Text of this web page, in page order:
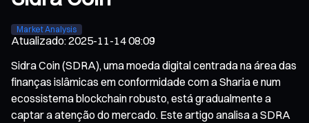
Market Analysis
Atualizado:2025-11-14 08:09
Sidra Coin (SDRA), uma moeda digital centrada na área das
finanças islâmicas em conformidade com a Sharia e num
ecossistema blockchain robusto, está gradualmente a
captar a atenção do mercado. Este artigo analisa a SDRA